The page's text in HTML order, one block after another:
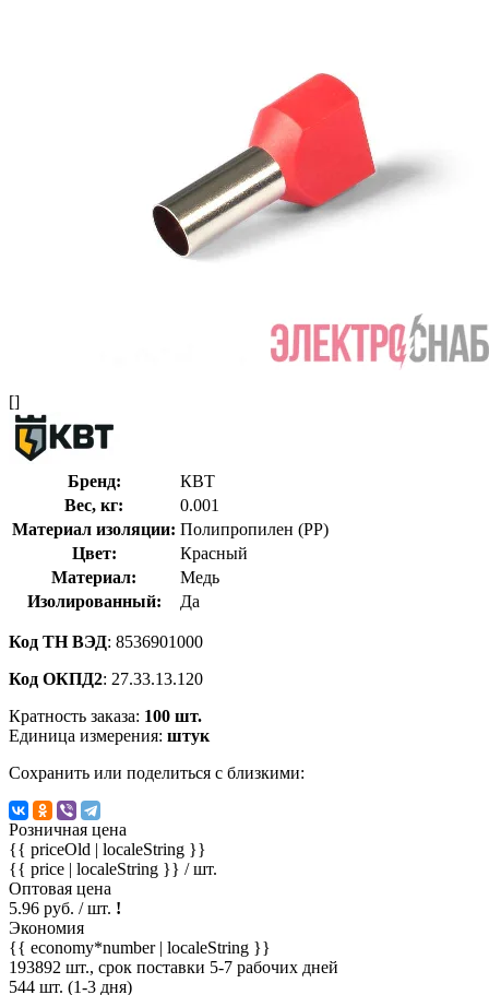
[]
Бренд:
КВТ
Вес, кг:
0.001
Материал изоляции: Полипропилен (PP)
Цвет:
Красный
Материал:
Медь
Изолированный:
Да
Код ТН ВЭД: 8536901000
Код ОКПД2: 27.33.13.120
Кратность заказа: 100 шт.
Единица измерения: штук
Сохранить или поделиться с близкими:
Розничная цена
{{ priceOld | localeString }}
{{ price | localeString }} / шт.
Оптовая цена
5.96 руб. / шт. !
Экономия
{{ economy*number | localeString }}
193892 шт., срок поставки 5-7 рабочих дней
544 шт. (1-3 дня)